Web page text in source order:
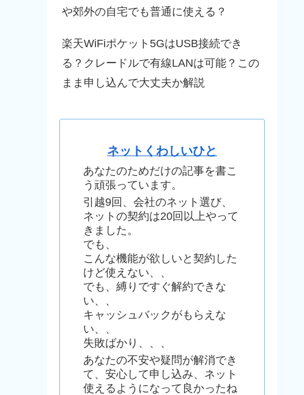
や郊外の自宅でも普通に使える？
楽天WiFiポケット5GはUSB接続でき
る？クレードルで有線LANは可能？この
まま申し込んで大丈夫か解説
ネットくわしいひと
あなたのためだけの記事を書こ
う頑張っています。
引越9回、会社のネット選び、
ネットの契約は20回以上やって
きました。
でも、
こんな機能が欲しいと契約した
けど使えない、、
でも、縛りですぐ解約できな
い、、
キャッシュバックがもらえな
い、、
失敗ばかり、、、
あなたの不安や疑問が解消でき
て、安心して申し込み、ネット
使えるようになって良かったね